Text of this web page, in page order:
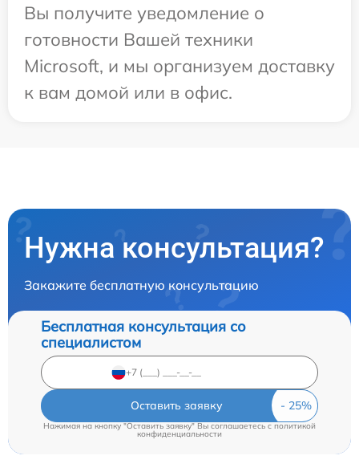
Вы получите уведомление о
готовности Вашей техники
Microsoft, и мы организуем доставку
к вам домой или в офис.
Нужна консультация?
Закажите бесплатную консультацию
Бесплатная консультация со
специалистом
Оставить заявку
Нажимая на кнопку "Оставить заявку" Вы соглашаетесь cполитикой
конфиденциальности